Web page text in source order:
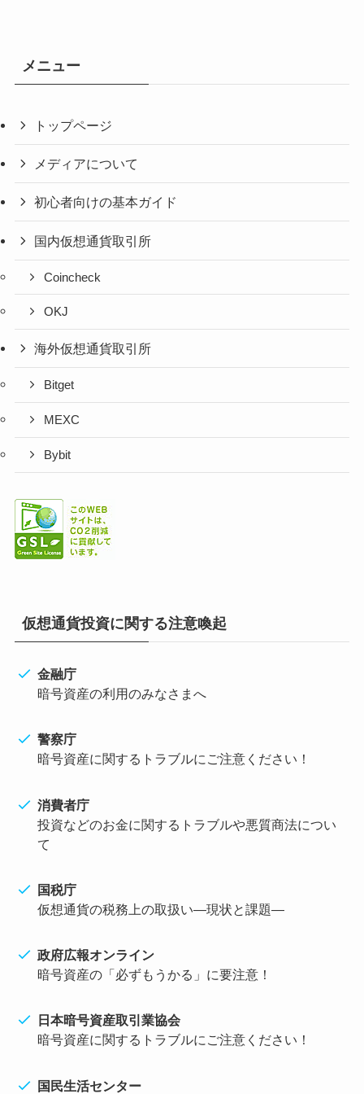
メニュー
トップページ
メディアについて
初心者向けの基本ガイド
国内仮想通貨取引所
Coincheck
OKJ
海外仮想通貨取引所
Bitget
MEXC
Bybit
仮想通貨投資に関する注意喚起
金融庁
暗号資産の利用のみなさまへ
警察庁
暗号資産に関するトラブルにご注意ください！
消費者庁
投資などのお金に関するトラブルや悪質商法につい
て
国税庁
仮想通貨の税務上の取扱い―現状と課題―
政府広報オンライン
暗号資産の「必ずもうかる」に要注意！
日本暗号資産取引業協会
暗号資産に関するトラブルにご注意ください！
国民生活センター